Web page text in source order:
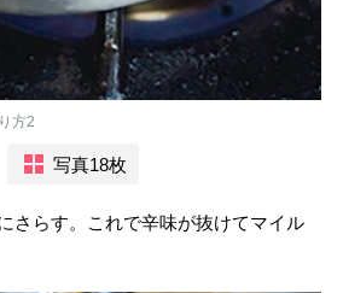
方2
写真18枚
さらす。これで辛味が抜けてマイル